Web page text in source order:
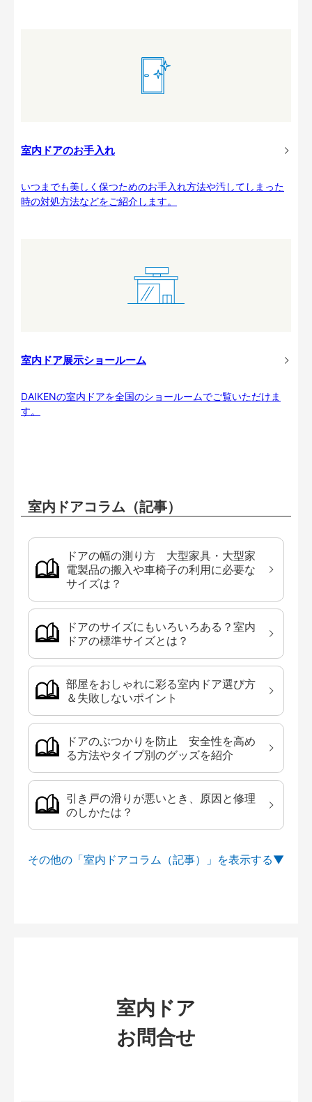
室内ドアのお手入れ
いつまでも美しく保つためのお手入れ方法や汚してしまった
時の対処方法などをご紹介します。
室内ドア展示ショールーム
DAIKENの室内ドアを全国のショールームでご覧いただけま
す。
室内ドアコラム（記事）
ドアの幅の測り方 大型家具・大型家
電製品の搬入や車椅子の利用に必要な
サイズは？
ドアのサイズにもいろいろある？室内
ドアの標準サイズとは？
部屋をおしゃれに彩る室内ドア選び方
＆失敗しないポイント
ドアのぶつかりを防止 安全性を高め
る方法やタイプ別のグッズを紹介
引き戸の滑りが悪いとき、原因と修理
のしかたは？
その他の「室内ドアコラム（記事）」を
室内ドア
お問合せ